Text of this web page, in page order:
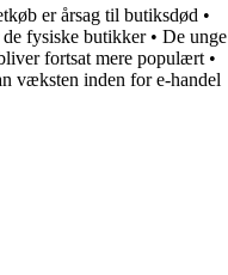
er årsag til butiksdød •
fysiske butikker• De unge
fortsat mere populært •
væksten inden for e-handel